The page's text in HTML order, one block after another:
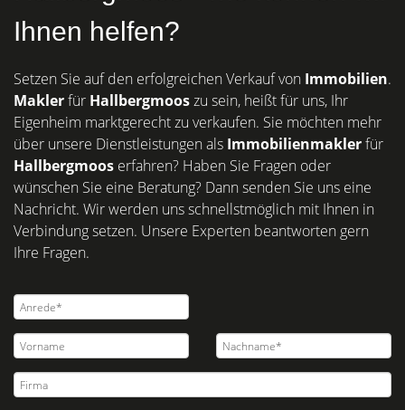
Ihnen helfen?
Setzen Sie auf den erfolgreichen Verkauf von Immobilien.
Maklerfür Hallbergmooszu sein, heißt für uns, Ihr
Eigenheim marktgerecht zu verkaufen. Sie möchten mehr
über unsere Dienstleistungen als Immobilienmaklerfür
Hallbergmoos erfahren? Haben Sie Fragen oder
wünschen Sie eine Beratung? Dann senden Sie uns eine
Nachricht. Wir werden uns schnellstmöglich mit Ihnen in
Verbindung setzen. Unsere Experten beantworten gern
Ihre Fragen.